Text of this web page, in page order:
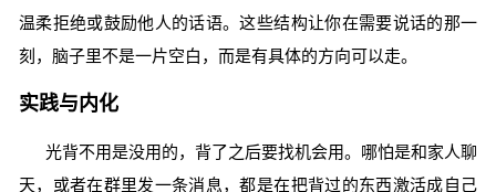
温柔拒绝或鼓励他人的话语。这些结构让你在需要说话的那一
刻，脑子里不是一片空白，而是有具体的方向可以走。
实践与内化
光背不用是没用的，背了之后要找机会用。哪怕是和家人聊
天，或者在群里发一条消息，都是在把背过的东西激活成自己